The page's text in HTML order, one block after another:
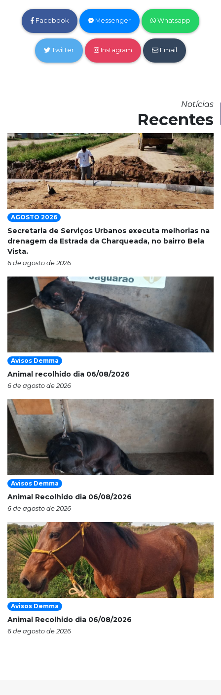
Facebook Messenger Whatsapp
Twitter Instagram Email
Notícias
Recentes
AGOSTO 2026
Secretaria de Serviços Urbanos executa melhorias na
drenagem da Estrada da Charqueada, no bairro Bela
Vista.
6 de agosto de 2026
Avisos Demma
Animal recolhido dia 06/08/2026
6 de agosto de 2026
Avisos Demma
Animal Recolhido dia 06/08/2026
6 de agosto de 2026
Avisos Demma
Animal Recolhido dia 06/08/2026
6 de agosto de 2026